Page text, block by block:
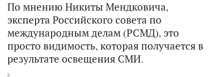
По мнению Никиты Мендковича,
эксперта Российского совета по
международным делам (РСМД), это
просто видимость, которая получается в
результате освещения СМИ.